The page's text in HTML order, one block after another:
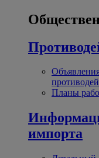
Планы
импорта